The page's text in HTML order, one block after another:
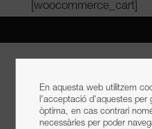
[woocommerce_cart]
En aquesta web utilitzem
l'acceptació d'aquestes per
òptima, en cas contrari
necessàries per poder